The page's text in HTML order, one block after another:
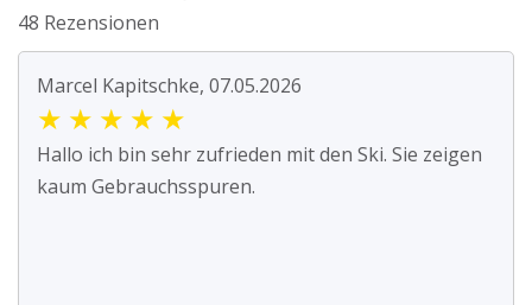
48 Rezensionen
Marcel Kapitschke, 07.05.2026
★ ★ ★ ★ ★
Hallo ich bin sehr zufrieden mit den Ski. Sie zeigen
kaum Gebrauchsspuren.